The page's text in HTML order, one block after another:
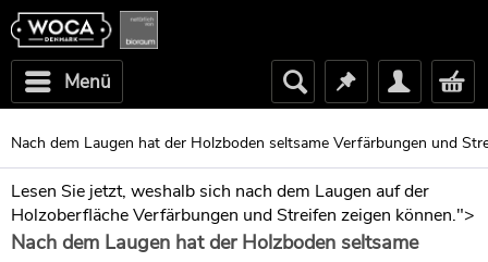
Menü
Nach dem Laugen hat der Holzboden seltsame Verfärbungen und
Lesen Sie jetzt, weshalb sich nach dem Laugen auf der
Holzoberfläche Verfärbungen und Streifen zeigen können.">
Nach dem Laugen hat der Holzboden seltsame